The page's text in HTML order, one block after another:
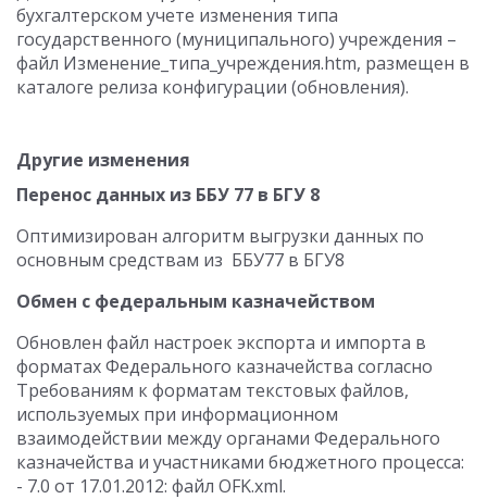
бухгалтерском учете изменения типа
государственного (муниципального) учреждения –
файл Изменение_типа_учреждения.htm, размещен в
каталоге релиза конфигурации (обновления).
Другие изменения
Перенос данных из ББУ 77 в БГУ 8
Оптимизирован алгоритм выгрузки данных по
основным средствам из ББУ77 в БГУ8
Обмен с федеральным казначейством
Обновлен файл настроек экспорта и импорта в
форматах Федерального казначейства согласно
Требованиям к форматам текстовых файлов,
используемых при информационном
взаимодействии между органами Федерального
казначейства и участниками бюджетного процесса:
- 7.0 от 17.01.2012: файл OFK.xml.